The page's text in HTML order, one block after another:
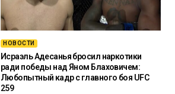
НОВОСТИ
Исраэль Адесанья бросил наркотики
ради победы над Яном Блаховичем:
Любопытный кадр с главного боя UFC
259